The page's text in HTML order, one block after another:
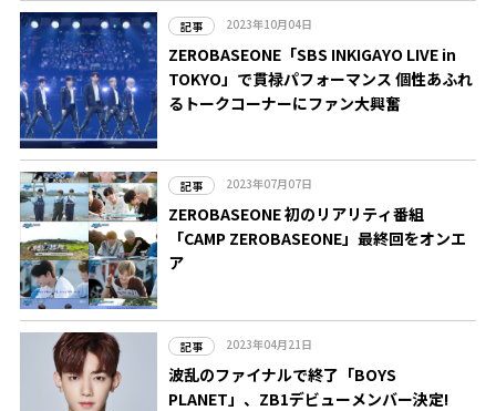
記事 2023年10月04日
ZEROBASEONE「SBS INKIGAYO LIVE in
TOKYO」で貫禄パフォーマンス 個性あふれ
るトークコーナーにファン大興奮
記事 2023年07月07日
ZEROBASEONE 初のリアリティ番組
「CAMP ZEROBASEONE」最終回をオンエ
ア
記事 2023年04月21日
波乱のファイナルで終了「BOYS
PLANET」、ZB1デビューメンバー決定!